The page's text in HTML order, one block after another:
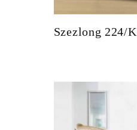
Szezlong 224/K